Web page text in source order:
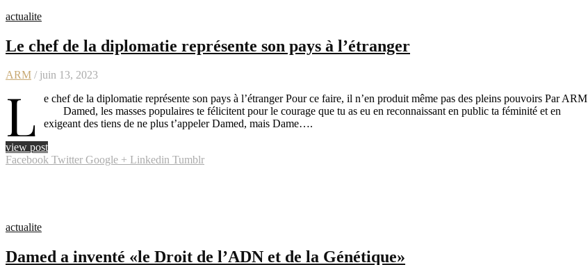
actualite
Le chef de la diplomatie représente son pays à l’étranger
ARM / juin 13, 2023
L
e chef de la diplomatie représente son pays à l’étranger Pour ce faire, il n’en produit même pas des pleins pouvoirs Par ARM
Damed, les masses populaires te félicitent pour le courage que tu as eu en reconnaissant en public ta féminité et en
exigeant des tiens de ne plus t’appeler Damed, mais Dame….
view post
Facebook Twitter Google + Linkedin Tumblr
actualite
Damed a inventé «le Droit de l’ADN et de la Génétique»